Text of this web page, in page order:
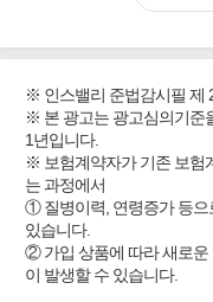
※ 인스밸리 준법감시필 제
※ 본 광고는 광고심의기준
1년입니다.
※ 보험계약자가 기존 보험
는 과정에서
① 질병이력, 연령증가 등으
있습니다.
② 가입 상품에 따라 새로운
이 발생할 수 있습니다.